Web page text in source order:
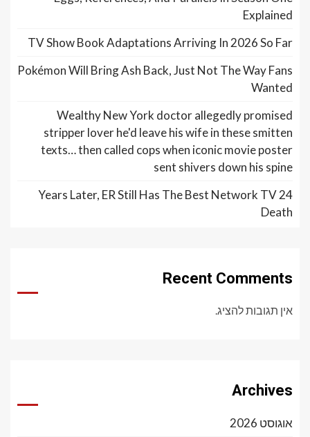
Explained
TV Show Book Adaptations Arriving In 2026 So Far
Pokémon Will Bring Ash Back, Just Not The Way Fans
Wanted
Wealthy New York doctor allegedly promised
stripper lover he'd leave his wife in these smitten
texts… then called cops when iconic movie poster
sent shivers down his spine
24 Years Later, ER Still Has The Best Network TV
Death
Recent Comments
אין תגובות להציג.
Archives
אוגוסט 2026